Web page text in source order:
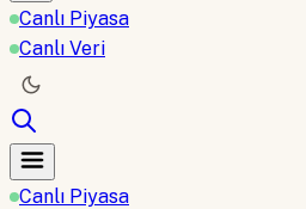
Canlı Piyasa
Canlı Veri
Canlı Piyasa